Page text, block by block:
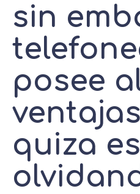
sin
posee
quiza